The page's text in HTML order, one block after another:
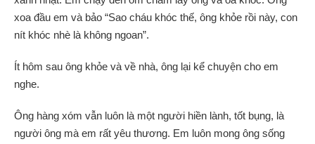
xoa đầu em và bảo “Sao cháu khóc thế, ông khỏe rồi này, con
nít khóc nhè là không ngoan”.
Ít hôm sau ông khỏe và về nhà, ông lại kể chuyện cho em
nghe.
Ông hàng xóm vẫn luôn là một người hiền lành, tốt bụng, là
người ông mà em rất yêu thương. Em luôn mong ông sống